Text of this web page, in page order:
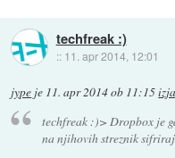
techfreak :)
:: 11. apr 2014, 12:01
jype je 11. apr 2014 ob 11:15
techfreak :)> Dropbox je
na njihovih streznik